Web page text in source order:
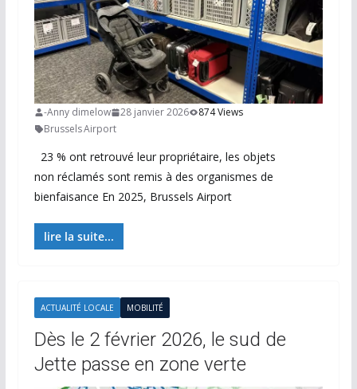
-Anny dimelow 28 janvier 2026
874 Views
Brussels Airport
23 % ont retrouvé leur propriétaire, les objets
non réclamés sont remis à des organismes de
bienfaisance En 2025, Brussels Airport
lire la suite...
ACTUALITÉ LOCALE MOBILITÉ
Dès le 2 février 2026, le sud de
Jette passe en zone verte